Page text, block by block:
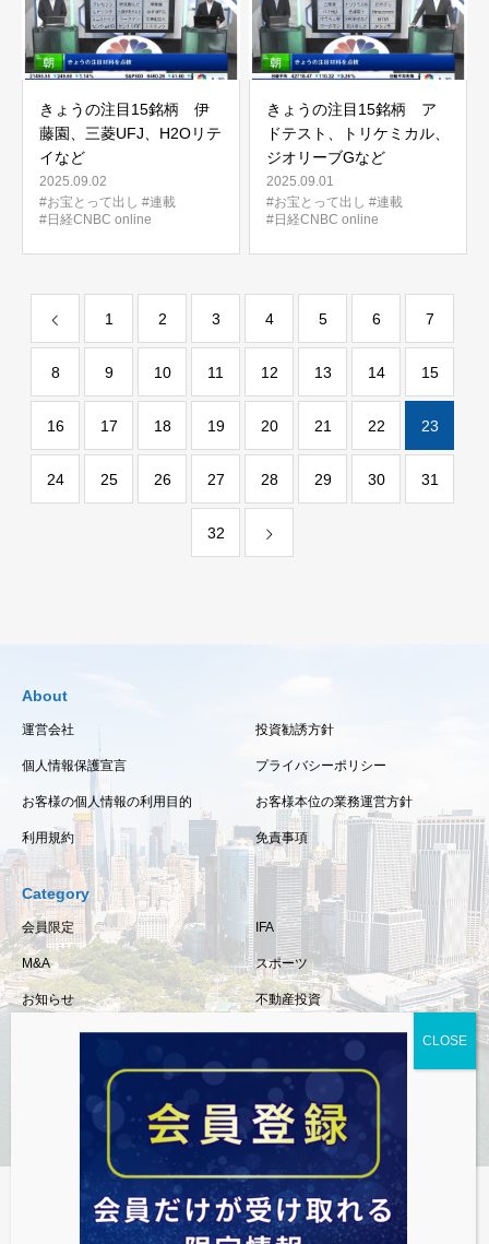
きょうの注目15銘柄 伊
藤園、三菱UFJ、H2Oリテ
イなど
2025.09.02
#お宝とって出し #連載
#日経CNBC online
きょうの注目15銘柄 ア
ドテスト、トリケミカル、
ジオリーブGなど
2025.09.01
#お宝とって出し #連載
#日経CNBC online
1 2 3 4 5 6 7
8 9 10 11 12 13 14 15
16 17 18 19 20 21 22 23
24 25 26 27 28 29 30 31
32
About
運営会社 投資勧誘方針
個人情報保護宣言 プライバシーポリシー
お客様の個人情報の利用目的 お客様本位の業務運営方針
利用規約 免責事項
Category
会員限定 IFA
M&A スポーツ
お知らせ 不動産投資
相続・事業承継
経済情報